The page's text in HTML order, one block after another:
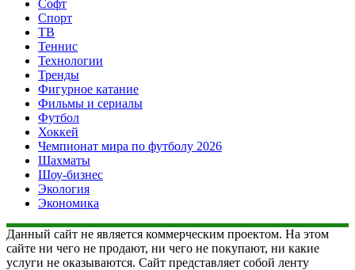
Софт
Спорт
ТВ
Теннис
Технологии
Тренды
Фигурное катание
Фильмы и сериалы
Футбол
Хоккей
Чемпионат мира по футболу 2026
Шахматы
Шоу-бизнес
Экология
Экономика
Данный сайт не является коммерческим проектом. На этом
сайте ни чего не продают, ни чего не покупают, ни какие
услуги не оказываются. Сайт представляет собой ленту